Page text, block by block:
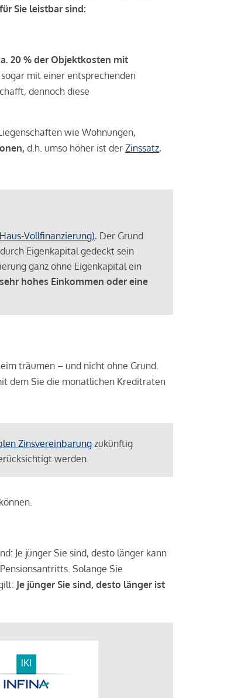
Sie leistbar sind:
20 % der Objektkosten mit
mit einer entsprechenden
dennoch diese
wie Wohnungen,
d.h. umso höher ist der Zinssatz,
Haus-Vollfinanzierung). Der Grund
Eigenkapital gedeckt sein
ganz ohne Eigenkapital ein
hohes Einkommen oder eine
träumen – und nicht ohne Grund.
dem Sie die monatlichen Kreditraten
Zinsvereinbarung zukünftig
werden.
Je jünger Sie sind, desto länger kann
Solange Sie
Je jünger Sie sind, desto länger ist